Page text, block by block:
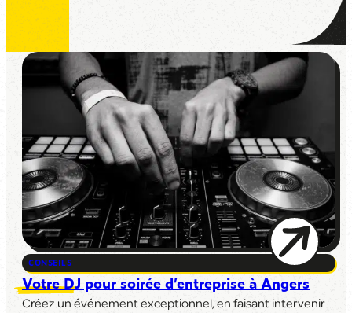
CONSEILS
Votre DJ pour soirée d’entreprise à Angers
Créez un événement exceptionnel, en faisant intervenir